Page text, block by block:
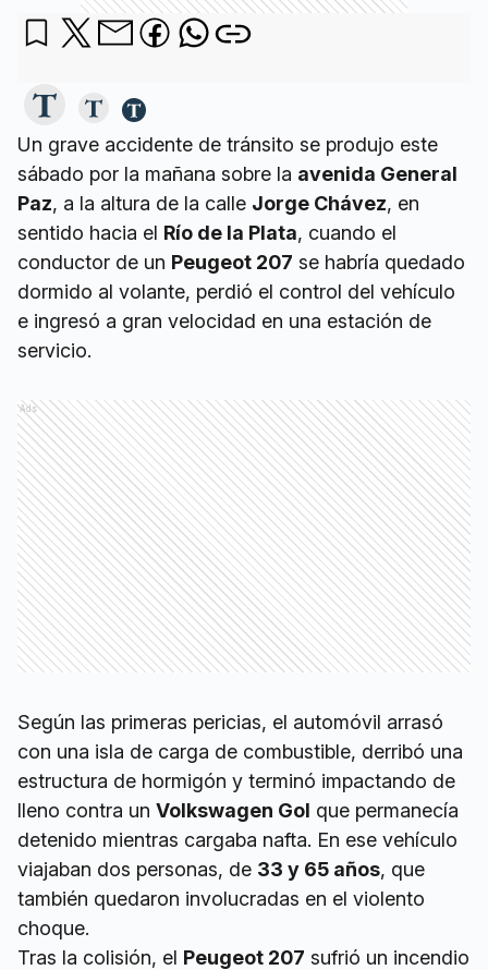
Un grave accidente de tránsito se produjo este
sábado por la mañana sobre la avenida General
Paz, a la altura de la calle Jorge Chávez, en
sentido hacia el Río de la Plata, cuando el
conductor de un Peugeot 207 se habría quedado
dormido al volante, perdió el control del vehículo
e ingresó a gran velocidad en una estación de
servicio.
Ads
Según las primeras pericias, el automóvil arrasó
con una isla de carga de combustible, derribó una
estructura de hormigón y terminó impactando de
lleno contra un Volkswagen Gol que permanecía
detenido mientras cargaba nafta. En ese vehículo
viajaban dos personas, de 33 y 65 años, que
también quedaron involucradas en el violento
choque.
Tras la colisión, el Peugeot 207 sufrió un incendio